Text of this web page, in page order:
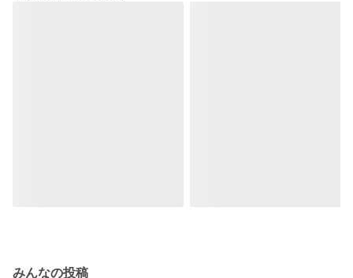
みんなの投稿